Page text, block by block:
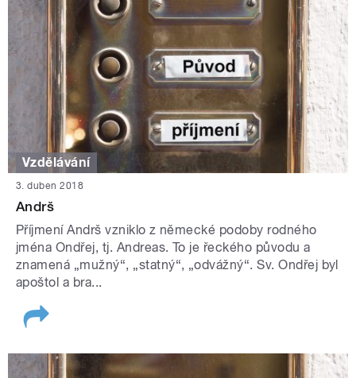
Vzdělávání
3. duben 2018
Andrš
Příjmení Andrš vzniklo z německé podoby rodného
jména Ondřej, tj. Andreas. To je řeckého původu a
znamená „mužný“, „statný“, „odvážný“. Sv. Ondřej byl
apoštol a bra...